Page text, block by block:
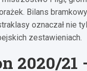
Bilans
oznaczał
zestawieniach.
2020/